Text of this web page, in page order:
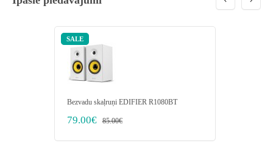
SALE
Bezvadu skaļruņi EDIFIER R1080BT
79.00€ 85.00€